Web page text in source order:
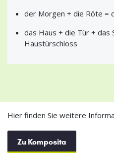
der Morgen + die Röte =
das Haus + die Tür + das
Haustürschloss
Hier finden Sie weitere
Zu Komposita